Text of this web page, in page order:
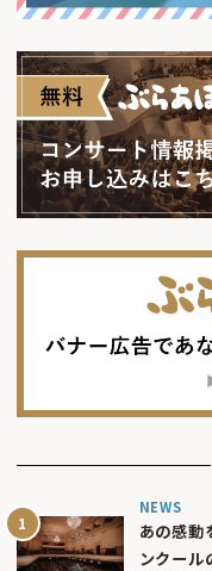
NEWS
あの感動
ンクー